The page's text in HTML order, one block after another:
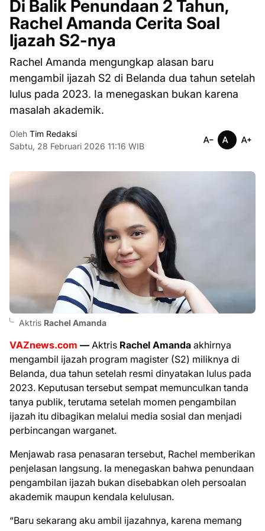
Di Balik Penundaan 2 Tahun,
Rachel Amanda Cerita Soal
Ijazah S2-nya
Rachel Amanda mengungkap alasan baru
mengambil ijazah S2 di Belanda dua tahun setelah
lulus pada 2023. Ia menegaskan bukan karena
masalah akademik.
Oleh Tim Redaksi
Sabtu, 28 Februari 2026 11:16 WIB
Aktris Rachel Amanda
VAZnews.com — Aktris Rachel Amanda akhirnya
mengambil ijazah program magister (S2) miliknya di
Belanda, dua tahun setelah resmi dinyatakan lulus pada
2023. Keputusan tersebut sempat memunculkan tanda
tanya publik, terutama setelah momen pengambilan
ijazah itu dibagikan melalui media sosial dan menjadi
perbincangan warganet.
Menjawab rasa penasaran tersebut, Rachel memberikan
penjelasan langsung. Ia menegaskan bahwa penundaan
pengambilan ijazah bukan disebabkan oleh persoalan
akademik maupun kendala kelulusan.
“Baru sekarang aku ambil ijazahnya, karena memang